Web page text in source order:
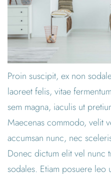
Proin suscipit, ex non
laoreet felis, vitae
sem magna, iaculis ut
Maecenas commodo, velit
accumsan nunc, nec
Donec dictum elit vel nunc
sodales. Etiam posuere